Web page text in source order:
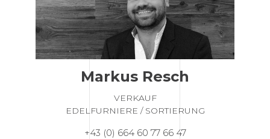
Markus Resch
VERKAUF
EDELFURNIERE / SORTIERUNG
+43 (0) 664 60 77 66 47